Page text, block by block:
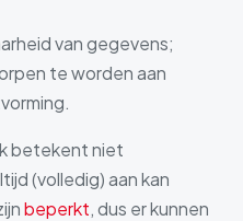
van gegevens;
te worden aan
betekent niet
(volledig) aan kan
beperkt, dus er kunnen